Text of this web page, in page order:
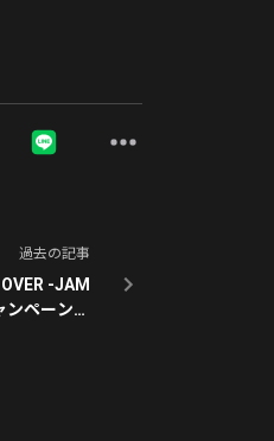
過去の記事
-JAM
ペーン開